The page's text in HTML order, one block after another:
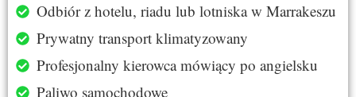
Odbiór z hotelu, riadu lub lotniska w Marrakeszu
Prywatny transport klimatyzowany
Profesjonalny kierowca mówiący po angielsku
Paliwo samochodowe